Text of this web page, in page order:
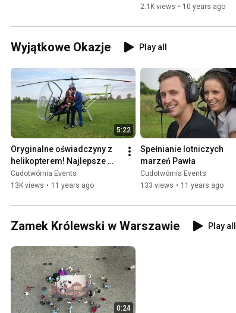
2.1K views • 10 years ago
Wyjątkowe Okazje Play all
5:22
Oryginalne oświadczyny z
helikopterem! Najlepsze
nietypowe zaręczyny!
Cudotwórnia Events
13K views • 11 years ago
Spełnianie lotniczych
marzeń Pawła
Cudotwórnia Events
133 views • 11 years ago
Zamek Królewski w Warszawie Play all
0:24